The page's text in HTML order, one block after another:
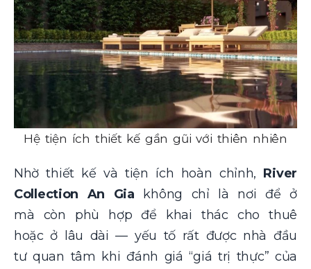
Hệ tiện ích thiết kế gần gũi với thiên nhiên
Nhờ thiết kế và tiện ích hoàn chỉnh, River
Collection An Gia không chỉ là nơi để ở
mà còn phù hợp để khai thác cho thuê
hoặc ở lâu dài — yếu tố rất được nhà đầu
tư quan tâm khi đánh giá “giá trị thực” của